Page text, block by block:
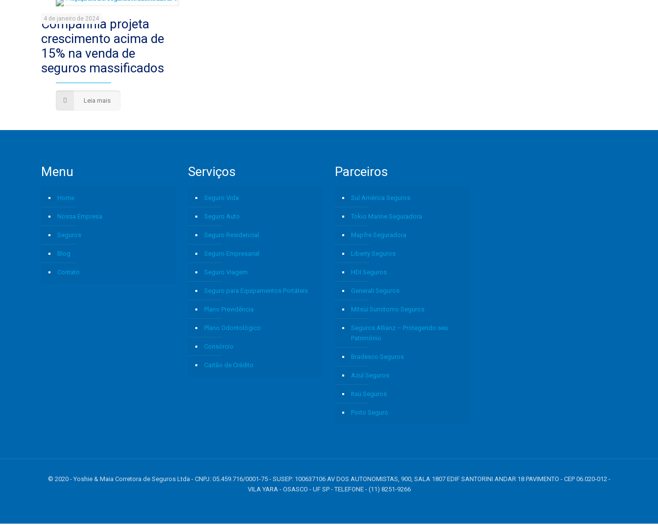
4 de janeiro de 2024
Companhia projeta
crescimento acima de
15% na venda de
seguros massificados
Leia mais
Menu
Home
Nossa Empresa
Seguros
Blog
Contato
Serviços
Seguro Vida
Seguro Auto
Seguro Residencial
Seguro Empresarial
Seguro Viagem
Seguro para Equipamentos Portáteis
Plano Previdência
Plano Odontológico
Consórcio
Cartão de Crédito
Parceiros
Sul América Seguros
Tokio Marine Seguradora
Mapfre Seguradora
Liberty Seguros
HDI Seguros
Generali Seguros
Mitsui Sumitomo Seguros
Seguros Allianz – Protegendo seu
Patrimônio
Bradesco Seguros
Azul Seguros
Itaú Seguros
Porto Seguro
© 2020 - Yoshie & Maia Corretora de Seguros Ltda - CNPJ: 05.459.716/0001-75 - SUSEP: 100637106 AV DOS AUTONOMISTAS, 900, SALA 1807 EDIF SANTORINI ANDAR 18 PAVIMENTO - CEP 06.020-012 -
VILA YARA - OSASCO - UF SP - TELEFONE - (11) 8251-9266